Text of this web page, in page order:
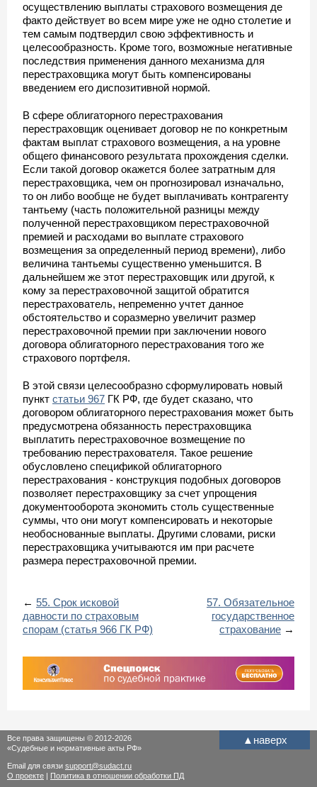
осуществлению выплаты страхового возмещения де
факто действует во всем мире уже не одно столетие и
тем самым подтвердил свою эффективность и
целесообразность. Кроме того, возможные негативные
последствия применения данного механизма для
перестраховщика могут быть компенсированы
введением его диспозитивной нормой.
В сфере облигаторного перестрахования
перестраховщик оценивает договор не по конкретным
фактам выплат страхового возмещения, а на уровне
общего финансового результата прохождения сделки.
Если такой договор окажется более затратным для
перестраховщика, чем он прогнозировал изначально,
то он либо вообще не будет выплачивать контрагенту
тантьему (часть положительной разницы между
полученной перестраховщиком перестраховочной
премией и расходами во выплате страхового
возмещения за определенный период времени), либо
величина тантьемы существенно уменьшится. В
дальнейшем же этот перестраховщик или другой, к
кому за перестраховочной защитой обратится
перестрахователь, непременно учтет данное
обстоятельство и соразмерно увеличит размер
перестраховочной премии при заключении нового
договора облигаторного перестрахования того же
страхового портфеля.
В этой связи целесообразно сформулировать новый
пункт статьи 967 ГК РФ, где будет сказано, что
договором облигаторного перестрахования может быть
предусмотрена обязанность перестраховщика
выплатить перестраховочное возмещение по
требованию перестрахователя. Такое решение
обусловлено спецификой облигаторного
перестрахования - конструкция подобных договоров
позволяет перестраховщику за счет упрощения
документооборота экономить столь существенные
суммы, что они могут компенсировать и некоторые
необоснованные выплаты. Другими словами, риски
перестраховщика учитываются им при расчете
размера перестраховочной премии.
← 55. Срок исковой
давности по страховым
спорам (статья 966 ГК РФ)
57. Обязательное
государственное
страхование →
▲ наверх
Все права защищены © 2012-2026
«Судебные и нормативные акты РФ»
Email для связи support@sudact.ru
О проекте | Политика в отношении обработки ПД